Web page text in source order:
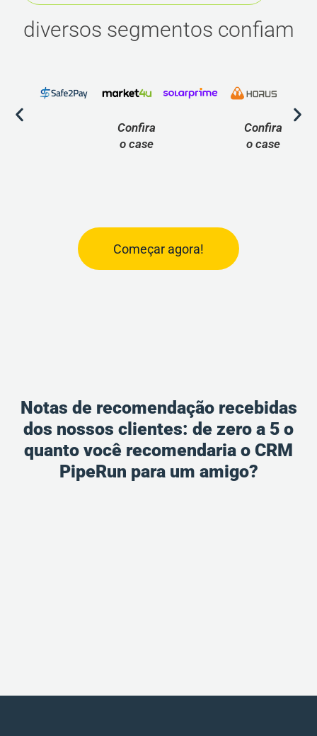
diversos segmentos confiam
Confira
o case
Confira
o case
Começar agora!
Notas de recomendação recebidas
dos nossos clientes: de zero a 5 o
quanto você recomendaria o CRM
PipeRun para um amigo?